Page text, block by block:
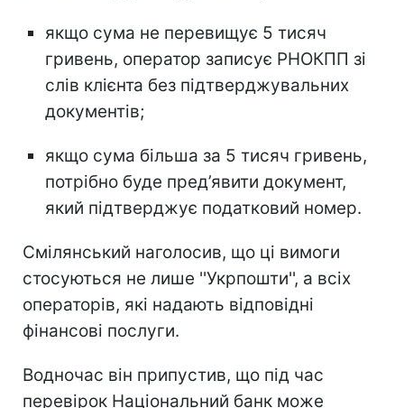
якщо сума не перевищує 5 тисяч
гривень, оператор записує РНОКПП зі
слів клієнта без підтверджувальних
документів;
якщо сума більша за 5 тисяч гривень,
потрібно буде пред’явити документ,
який підтверджує податковий номер.
Смілянський наголосив, що ці вимоги
стосуються не лише ''Укрпошти'', а всіх
операторів, які надають відповідні
фінансові послуги.
Водночас він припустив, що під час
перевірок Національний банк може